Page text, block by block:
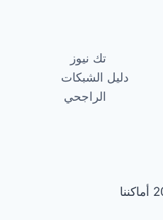
تك نيوز
دليل الشبكات
الراجحي